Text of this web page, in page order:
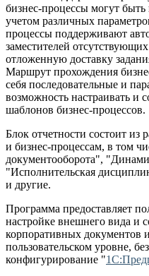
бизнес-процессы могут
учетом различных
процессы поддерживают
заместителей
отложенную доставку
Маршрут прохождения
себя последовательные и
возможность настраивать и
шаблонов бизнес-процессов.
Блок отчетности состоит из
и бизнес-процессам, в том
документооборота",
"Исполнительская
и другие.
Программа предоставляет
настройке внешнего вида и
корпоративных документов
пользовательском уровне,
конфигурирование "